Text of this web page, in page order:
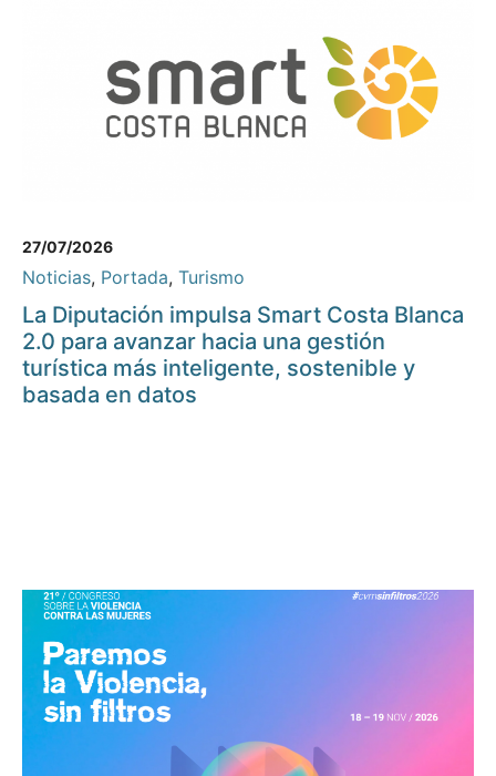
27/07/2026
Noticias, Portada, Turismo
La Diputación impulsa Smart Costa Blanca
2.0 para avanzar hacia una gestión
turística más inteligente, sostenible y
basada en datos